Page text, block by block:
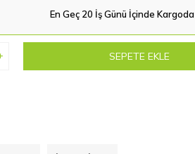
En Geç 20 İş Günü İçinde Kargoda
SEPETE EKLE